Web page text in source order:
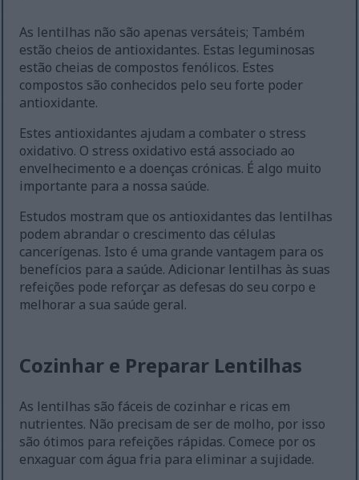
As lentilhas não são apenas versáteis; Também
estão cheios de antioxidantes. Estas leguminosas
estão cheias de compostos fenólicos. Estes
compostos são conhecidos pelo seu forte poder
antioxidante.
Estes antioxidantes ajudam a combater o stress
oxidativo. O stress oxidativo está associado ao
envelhecimento e a doenças crónicas. É algo muito
importante para a nossa saúde.
Estudos mostram que os antioxidantes das lentilhas
podem abrandar o crescimento das células
cancerígenas. Isto é uma grande vantagem para os
benefícios para a saúde. Adicionar lentilhas às suas
refeições pode reforçar as defesas do seu corpo e
melhorar a sua saúde geral.
Cozinhar e Preparar Lentilhas
As lentilhas são fáceis de cozinhar e ricas em
nutrientes. Não precisam de ser de molho, por isso
são ótimos para refeições rápidas. Comece por os
enxaguar com água fria para eliminar a sujidade.